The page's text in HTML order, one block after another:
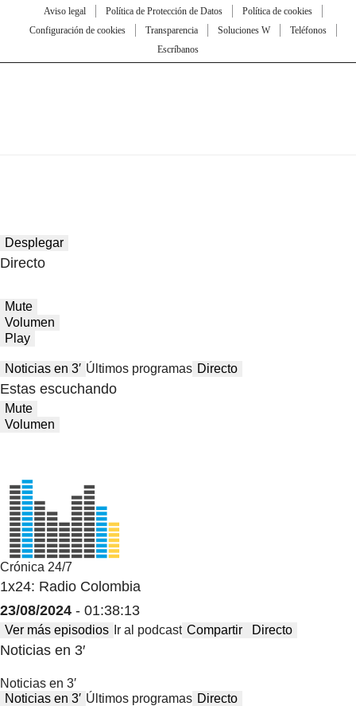
Aviso legal Política de Protección de Datos
Política de cookies
Configuración de cookies
Transparencia Soluciones W
Teléfonos
Escríbanos
Desplegar
Directo
Mute
Volumen
Play
Noticias en 3′ Últimos programas Directo
Estas escuchando
Mute
Volumen
Crónica 24/7
1x24: Radio Colombia
23/08/2024 - 01:38:13
Ver más episodios Ir al podcast Compartir Directo
Noticias en 3′
Noticias en 3′
Noticias en 3′ Últimos programas Directo